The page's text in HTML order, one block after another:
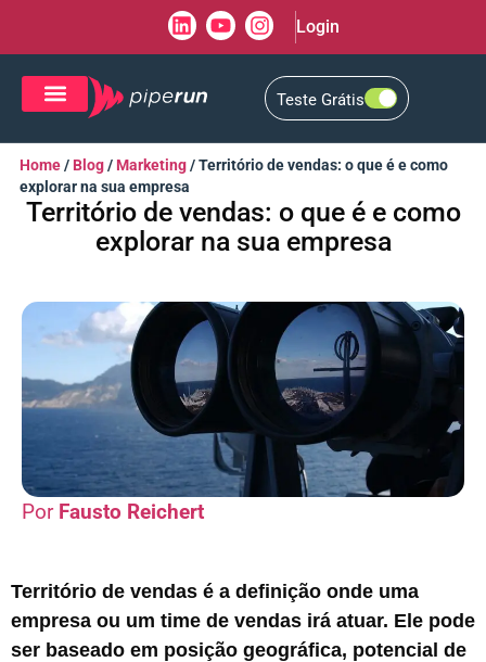
Login
Teste Grátis
Home/ Blog/ Marketing/Território de vendas: o que é e como
explorar na sua empresa
Território de vendas: o que é e como
explorar na sua empresa
Fausto Reichert
Território de vendas é a definição onde uma
empresa ou um time de vendas irá atuar. Ele pode
ser baseado em posição geográfica, potencial de